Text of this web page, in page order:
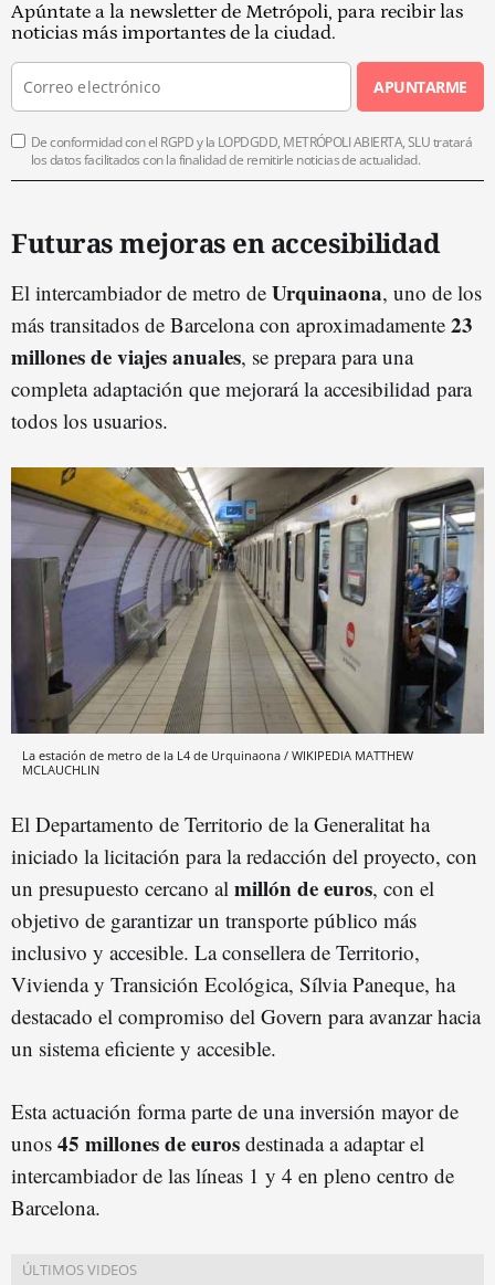
Apúntate a la newsletter de Metrópoli, para recibir las
noticias más importantes de la ciudad.
APUNTARME
De conformidad con el RGPD y la LOPDGDD, METRÓPOLI ABIERTA, SLU tratará
los datos facilitados con la finalidad de remitirle noticias de actualidad.
Futuras mejoras en accesibilidad
El intercambiador de metro de Urquinaona, uno de los
más transitados de Barcelona con aproximadamente 23
millones de viajes anuales, se prepara para una
completa adaptación que mejorará la accesibilidad para
todos los usuarios.
La estación de metro de la L4 de Urquinaona / WIKIPEDIA MATTHEW
MCLAUCHLIN
El Departamento de Territorio de la Generalitat ha
iniciado la licitación para la redacción del proyecto, con
un presupuesto cercano al millón de euros, con el
objetivo de garantizar un transporte público más
inclusivo y accesible. La consellera de Territorio,
Vivienda y Transición Ecológica, Sílvia Paneque, ha
destacado el compromiso del Govern para avanzar hacia
un sistema eficiente y accesible.
Esta actuación forma parte de una inversión mayor de
unos 45 millones de euros destinada a adaptar el
intercambiador de las líneas 1 y 4 en pleno centro de
Barcelona.